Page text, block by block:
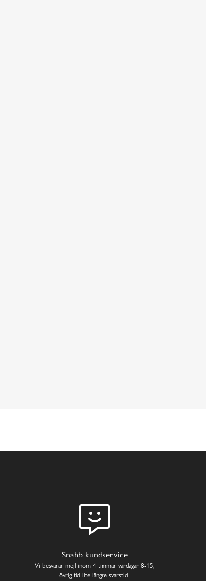
Snabb kundservice
Vi besvarar mejl inom 4 timmar vardagar 8-15,
övrig tid lite längre svarstid.